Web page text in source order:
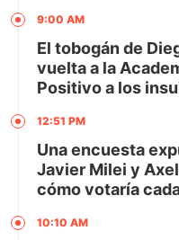
9:00 AM
El tobogán de
vuelta a la
Positivo a los
12:51 PM
Una encuesta
Javier Milei y
cómo votaría
10:10 AM